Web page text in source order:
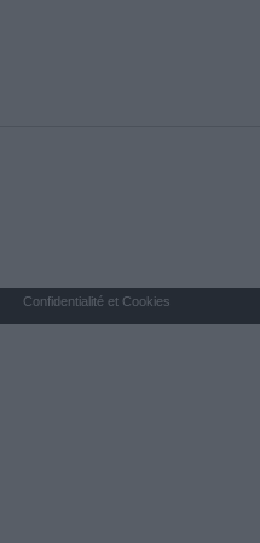
Confidentialité et Cookies